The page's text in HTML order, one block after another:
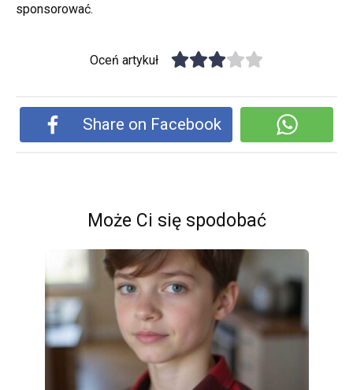
sponsorować.
Oceń artykuł
Share on Facebook
Może Ci się spodobać